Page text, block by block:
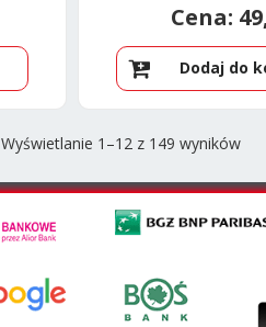
Dodaj do
Wyświetlanie 1–12 z 149 wyników